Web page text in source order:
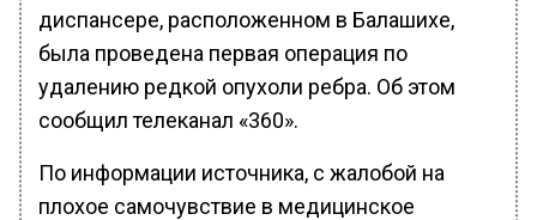
диспансере, расположенном в Балашихе,
была проведена первая операция по
удалению редкой опухоли ребра. Об этом
сообщил телеканал «360».
По информации источника, с жалобой на
плохое самочувствие в медицинское